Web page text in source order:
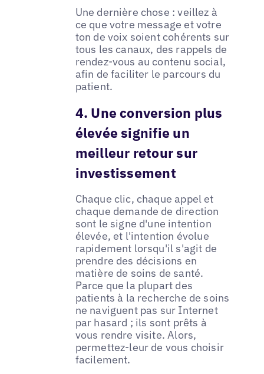
Une dernière chose : veillez à
ce que votre message et votre
ton de voix soient cohérents sur
tous les canaux, des rappels de
rendez-vous au contenu social,
afin de faciliter le parcours du
patient.
4. Une conversion plus
élevée signifie un
meilleur retour sur
investissement
Chaque clic, chaque appel et
chaque demande de direction
sont le signe d'une intention
élevée, et l'intention évolue
rapidement lorsqu'il s'agit de
prendre des décisions en
matière de soins de santé.
Parce que la plupart des
patients à la recherche de soins
ne naviguent pas sur Internet
par hasard ; ils sont prêts à
vous rendre visite. Alors,
permettez-leur de vous choisir
facilement.